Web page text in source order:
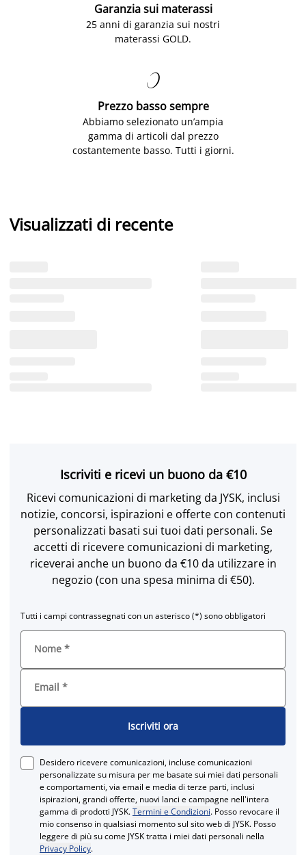
Garanzia sui materassi
25 anni di garanzia sui nostri
materassi GOLD.

Prezzo basso sempre
Abbiamo selezionato un’ampia
gamma di articoli dal prezzo
costantemente basso. Tutti i giorni.
Visualizzati di recente
Iscriviti e ricevi un buono da €10
Ricevi comunicazioni di marketing da JYSK, inclusi
notizie, concorsi, ispirazioni e offerte con contenuti
personalizzati basati sui tuoi dati personali. Se
accetti di ricevere comunicazioni di marketing,
riceverai anche un buono da €10 da utilizzare in
negozio (con una spesa minima di €50).
Tutti i campi contrassegnati con un asterisco (*) sono obbligatori
Nome *
Email *
Iscriviti ora
Desidero ricevere comunicazioni, incluse comunicazioni
personalizzate su misura per me basate sui miei dati personali
e comportamenti, via email e media di terze parti, inclusi
ispirazioni, grandi offerte, nuovi lanci e campagne nell'intera
gamma di prodotti JYSK.Termini e Condizioni. Posso revocare il
mio consenso in qualsiasi momento sul sito web di JYSK. Posso
leggere di più su come JYSK tratta i miei dati personali nella
Privacy Policy.